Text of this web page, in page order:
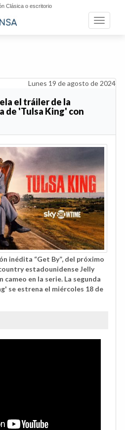
Clásica o escritorio
Toggle
Lunes 19 de agosto de 2024
el tráiler de la
de 'Tulsa King' con
inédita “Get By”, del próximo
estadounidense Jelly
cameo en la serie. La segunda
se estrena el miércoles 18 de